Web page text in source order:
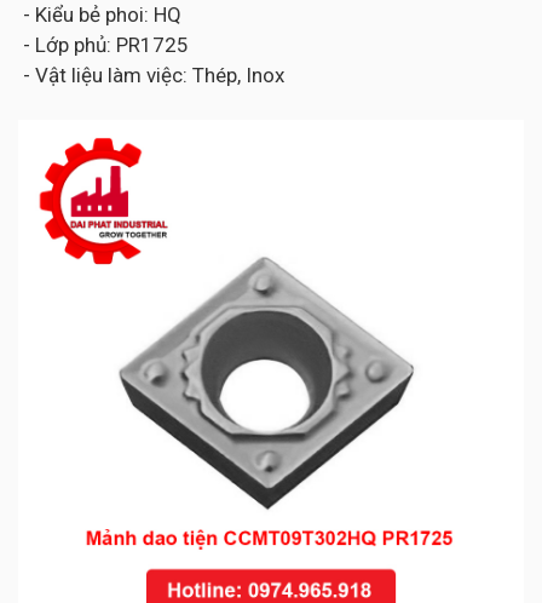
- Kiểu bẻ phoi: HQ
- Lớp phủ: PR1725
- Vật liệu làm việc: Thép, Inox